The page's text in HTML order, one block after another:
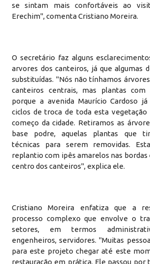
se sintam mais confortáveis ao
Erechim", comenta Cristiano Moreira.
O secretário faz alguns
arvores dos canteiros, já que algumas
substituídas. "Nós não tínhamos
canteiros centrais, mas plantas com
porque a avenida Maurício Cardoso
ciclos de troca de toda esta vegetação
começo da cidade. Retiramos as
base podre, aquelas plantas que
técnicas para serem removidas.
replantio com ipês amarelos nas bordas
centro dos canteiros", explica ele.
Cristiano Moreira enfatiza que a
processo complexo que envolve o
setores, em termos
engenheiros, servidores. "Muitas
para este projeto chegar até este
restauração em prática. Ele passou por